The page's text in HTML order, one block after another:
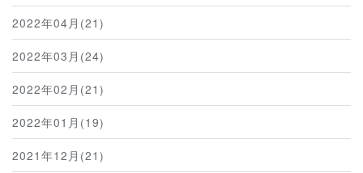
2022年04月(21)
2022年03月(24)
2022年02月(21)
2022年01月(19)
2021年12月(21)